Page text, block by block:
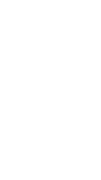
「分組」和「分
位的組合，而「分
於分組討論、分組
如何啟動編輯模
資源及活動的完成
狀態。完成條件可
行標記已完成。
以設定有條件的開
定使用者或要求學
合所有限制下，使